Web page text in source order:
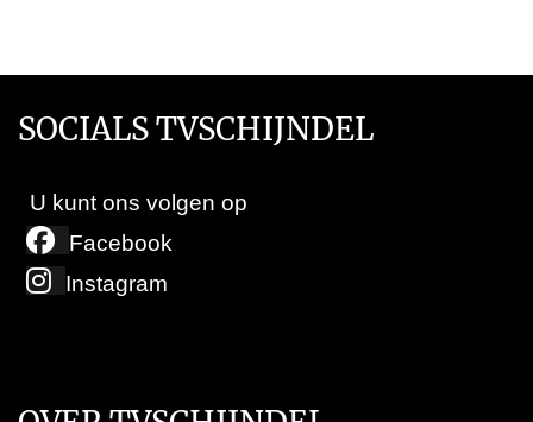
SOCIALS TVSCHIJNDEL
U kunt ons volgen op
Facebook
Instagram